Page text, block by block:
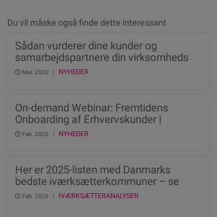
Du vil måske også finde dette interessant
Sådan vurderer dine kunder og
samarbejdspartnere din virksomheds
kreditrating og score
Mar. 2026 | NYHEDER
On-demand Webinar: Fremtidens
Onboarding af Erhvervskunder |
Automatisering, kreditvurdering og
Feb. 2026 | NYHEDER
Her er 2025-listen med Danmarks
bedste iværksætterkommuner – se
hvor din kommune ligger
Feb. 2026 | IVÆRKSÆTTERANALYSER